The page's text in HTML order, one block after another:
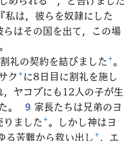
私は，彼らを奴隷にした
らはその国を出て，この場
礼の契約を結びました+。
ク+に8日目に割礼を施し
ヤコブにも12人の子が生
。
9 家長たちは兄弟のヨ
りました+。しかし神はヨ
る苦難から救い出し+，エ